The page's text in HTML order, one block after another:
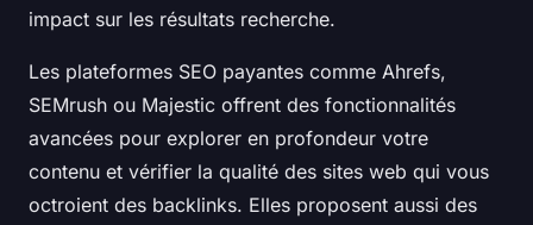
impact sur les résultats recherche.
Les plateformes SEO payantes comme Ahrefs,
SEMrush ou Majestic offrent des fonctionnalités
avancées pour explorer en profondeur votre
contenu et vérifier la qualité des sites web qui vous
octroient des backlinks. Elles proposent aussi des